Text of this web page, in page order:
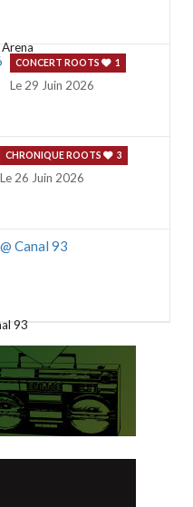
CONCERT ROOTS 1
Le 29 Juin 2026
CHRONIQUE ROOTS 3
Le 26 Juin 2026
93